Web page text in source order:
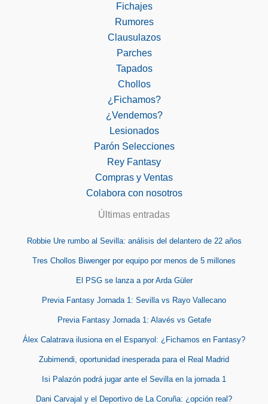
Fichajes
Rumores
Clausulazos
Parches
Tapados
Chollos
¿Fichamos?
¿Vendemos?
Lesionados
Parón Selecciones
Rey Fantasy
Compras y Ventas
Colabora con nosotros
Últimas entradas
Robbie Ure rumbo al Sevilla: análisis del delantero de 22 años
Tres Chollos Biwenger por equipo por menos de 5 millones
El PSG se lanza a por Arda Güler
Previa Fantasy Jornada 1: Sevilla vs Rayo Vallecano
Previa Fantasy Jornada 1: Alavés vs Getafe
Álex Calatrava ilusiona en el Espanyol: ¿Fichamos en Fantasy?
Zubimendi, oportunidad inesperada para el Real Madrid
Isi Palazón podrá jugar ante el Sevilla en la jornada 1
Dani Carvajal y el Deportivo de La Coruña: ¿opción real?